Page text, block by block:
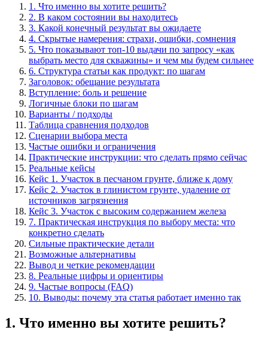
1. Что именно вы хотите решить?
2. В каком состоянии вы находитесь
3. Какой конечный результат вы ожидаете
4. Скрытые намерения: страхи, ошибки, сомнения
5. Что показывают топ-10 выдачи по запросу «как
выбрать место для скважины» и чем мы будем сильнее
6. Структура статьи как продукт: по шагам
Заголовок: обещание результата
Вступление: боль и решение
Логичные блоки по шагам
Варианты / подходы
Таблица сравнения подходов
Сценарии выбора места
Частые ошибки и ограничения
Практические инструкции: что сделать прямо сейчас
Реальные кейсы
Кейс 1. Участок в песчаном грунте, ближе к дому
Кейс 2. Участок в глинистом грунте, удаление от
источников загрязнения
Кейс 3. Участок с высоким содержанием железа
7. Практическая инструкция по выбору места: что
конкретно сделать
Сильные практические детали
Возможные альтернативы
Вывод и четкие рекомендации
8. Реальные цифры и ориентиры
9. Частые вопросы (FAQ)
10. Выводы: почему эта статья работает именно так
1. Что именно вы хотите решить?